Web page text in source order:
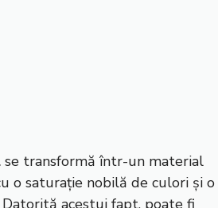
se transformă într-un material
o saturație nobilă de culori și o
acestui fapt, poate fi